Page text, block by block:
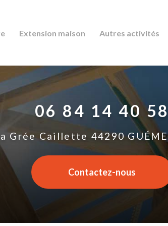
Extension maison Autres activités
06 84 14 40 58
Grée Caillette 44290
Contactez-nous